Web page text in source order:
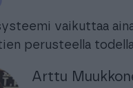
vaikuttaa
perusteella
Arttu